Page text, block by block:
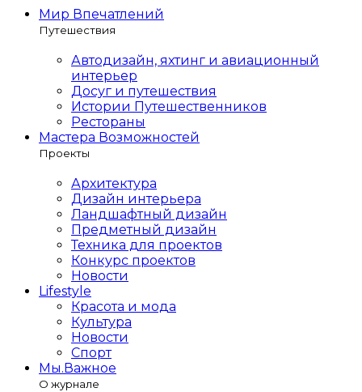
Мир Впечатлений
Путешествия
Автодизайн, яхтинг и авиационный
интерьер
Досуг и путешествия
Истории Путешественников
Рестораны
Мастера Возможностей
Проекты
Архитектура
Дизайн интерьера
Ландшафтный дизайн
Предметный дизайн
Техника для проектов
Конкурс проектов
Новости
Lifestyle
Красота и мода
Культура
Новости
Спорт
Мы.Важное
О журнале